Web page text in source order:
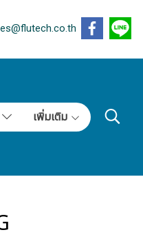
เพิ่มเติม